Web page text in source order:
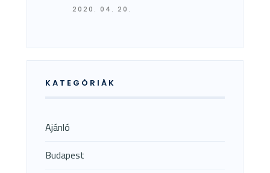
2020. 04. 20.
KATEGÓRIÁK
Ajánló
Budapest